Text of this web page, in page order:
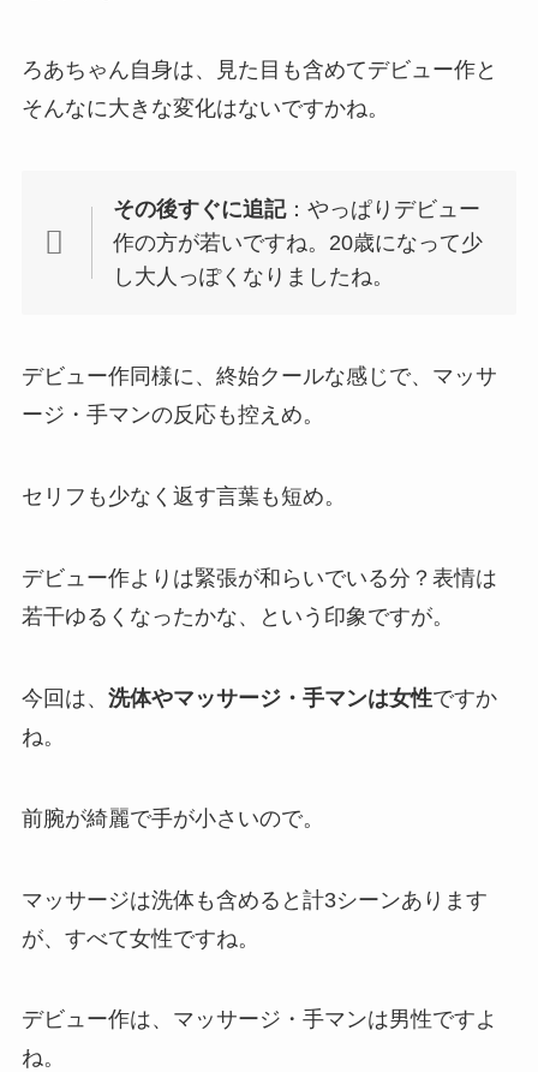
ろあちゃん自身は、見た目も含めてデビュー作と
そんなに大きな変化はないですかね。
その後すぐに追記：やっぱりデビュー
作の方が若いですね。20歳になって少
し大人っぽくなりましたね。
デビュー作同様に、終始クールな感じで、マッサ
ージ・手マンの反応も控えめ。
セリフも少なく返す言葉も短め。
デビュー作よりは緊張が和らいでいる分？表情は
若干ゆるくなったかな、という印象ですが。
今回は、 洗体やマッサージ・手マンは女性ですか
ね。
前腕が綺麗で手が小さいので。
マッサージは洗体も含めると計3シーンあります
が、すべて女性ですね。
デビュー作は、マッサージ・手マンは男性ですよ
ね。